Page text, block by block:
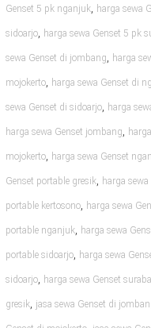
Genset 5 pk nganjuk, harga sewa
sidoarjo, harga sewa Genset 5 pk
sewa Genset di jombang, harga
mojokerto, harga sewa Genset di
sewa Genset di sidoarjo, harga
harga sewa Genset jombang,
mojokerto, harga sewa Genset
Genset portable gresik, harga
portable kertosono, harga sewa
portable nganjuk, harga sewa
portable sidoarjo, harga sewa
sidoarjo, harga sewa Genset
gresik, jasa sewa Genset di